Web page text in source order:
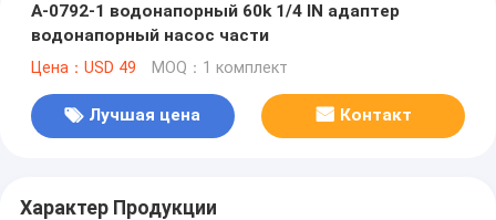
A-0792-1 водонапорный 60k 1/4 IN адаптер
водонапорный насос части
Цена：USD 49 MOQ：1 комплект
Лучшая цена Контакт
Характер Продукции